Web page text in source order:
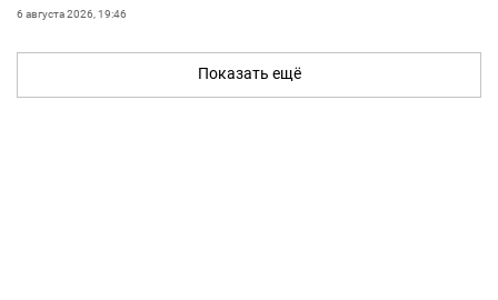
6 августа 2026, 19:46
Показать ещё